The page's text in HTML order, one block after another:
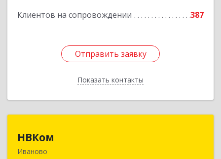
Клиентов на сопровождении 387
Отправить заявку
Показать контакты
Отправить заявку
Назад
НВКом
Иваново
153000, Ивановская обл, Иваново г, Аптечный